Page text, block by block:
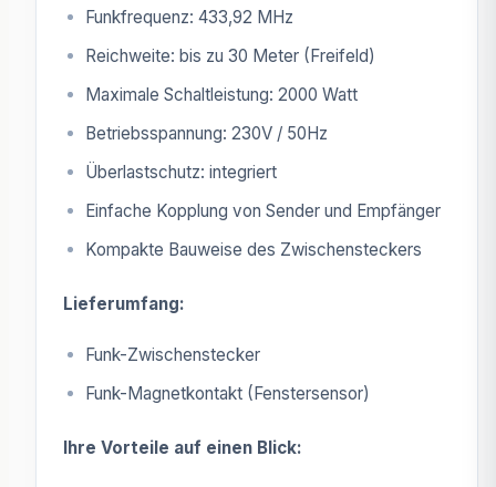
Funkfrequenz: 433,92 MHz
Reichweite: bis zu 30 Meter (Freifeld)
Maximale Schaltleistung: 2000 Watt
Betriebsspannung: 230V / 50Hz
Überlastschutz: integriert
Einfache Kopplung von Sender und Empfänger
Kompakte Bauweise des Zwischensteckers
Lieferumfang:
Funk-Zwischenstecker
Funk-Magnetkontakt (Fenstersensor)
Ihre Vorteile auf einen Blick: